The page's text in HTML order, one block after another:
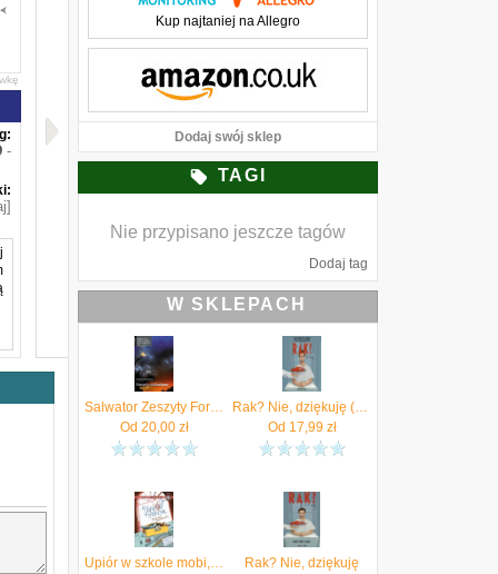
-
Kup najtaniej na Allegro
Dodaj swój sklep
TAGI
Nie przypisano jeszcze tagów
Dodaj tag
W SKLEPACH
Salwator Zeszyty Formacji Duchowej Nr 41/2008 Ks Krzysztof Grzywocz Uczucia Niekochane
Od 20,00zł
Rak? Nie, dziękuję (Audiobook)
Od 17,99 zł
Upiór w szkole mobi,epub Krzysztof Kochański - ebook
Rak? Nie, dziękuję